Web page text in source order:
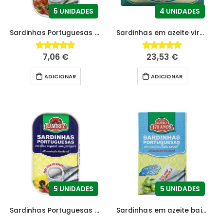
5 UNIDADES
Sardinhas Portuguesas em Tomate com Piripiri
4.84fora de 5
7,06 €
ADICIONAR
4 UNIDADES
Sardinhas em azeite virgem extra – EDIÇÃO LIMITADA!
5.00fora de 5
23,53 €
ADICIONAR
5 UNIDADES
Sardinhas Portuguesas em Óleo Vegetal com Piripiri
5 UNIDADES
Sardinhas em azeite baixo em sal